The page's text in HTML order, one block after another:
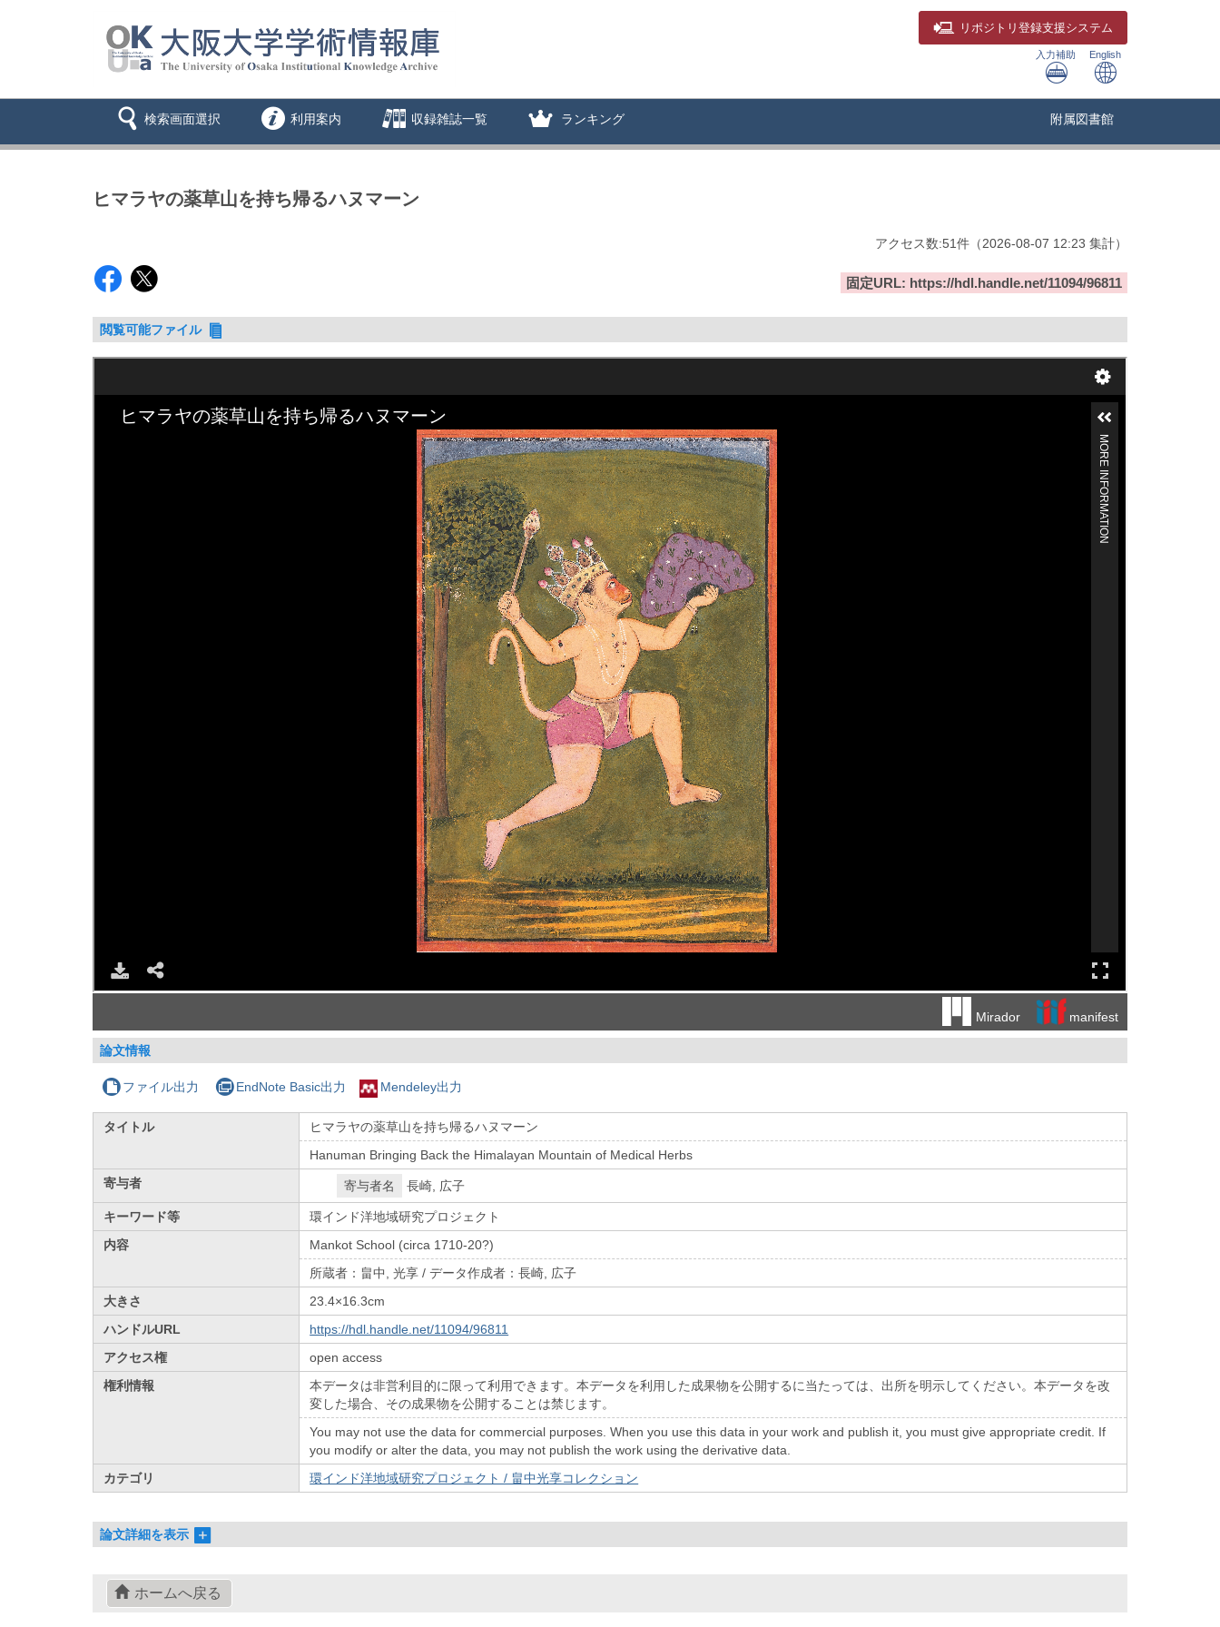
リポジトリ 登録支援システム
入力補助 English
検索画面選択 利用案内 収録雑誌一覧 ランキング 附属図書館
ヒマラヤの薬草山を持ち帰るハヌマーン
アクセス数:51件 （2026-08-07 12:23 集計）
固定URL: https://hdl.handle.net/11094/96811
閲覧可能ファイル
Mirador manifest
論文情報
ファイル出力 EndNote Basic出力 Mendeley出力
タイトル
ヒマラヤの薬草山を持ち帰るハヌマーン
Hanuman Bringing Back the Himalayan Mountain of Medical Herbs
寄与者
寄与者名 長崎, 広子
キーワード等
環インド洋地域研究プロジェクト
内容
Mankot School (circa 1710-20?)
所蔵者：畠中, 光享 / データ作成者：長崎, 広子
大きさ
23.4×16.3cm
ハンドルURL
https://hdl.handle.net/11094/96811
アクセス権
open access
権利情報
本データは非営利目的に限って利用できます。本データを利用した成果物を公開するに当たっては、出所を明示してください。本データを改
変した場合、その成果物を公開することは禁じます。
You may not use the data for commercial purposes. When you use this data in your work and publish it, you must give appropriate credit. If
you modify or alter the data, you may not publish the work using the derivative data.
カテゴリ
環インド洋地域研究プロジェクト / 畠中光享コレクション
論文詳細を表示
ホームへ戻る